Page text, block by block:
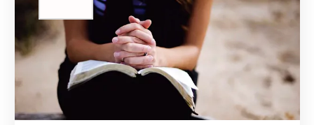
DÉCOUVRIR